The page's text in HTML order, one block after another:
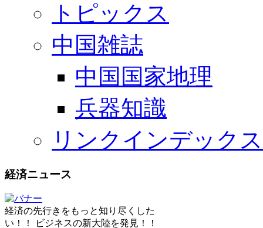
トピックス
中国雑誌
中国国家地理
兵器知識
リンクインデックス
経済ニュース
経済の先行きをもっと知り尽くした
い！！ ビジネスの新大陸を発見！！